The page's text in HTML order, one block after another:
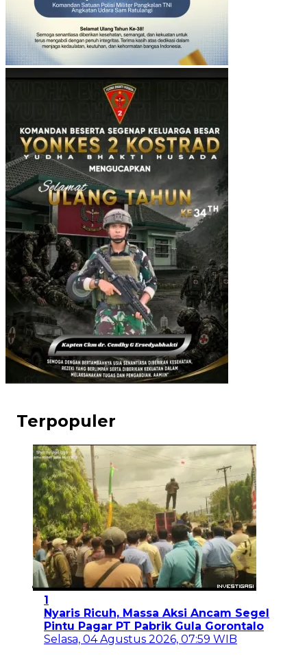
Terpopuler
1
Nyaris Ricuh, Massa Aksi Ancam Segel
Pintu Pagar PT Pabrik Gula Gorontalo
Selasa, 04 Agustus 2026, 07:59 WIB